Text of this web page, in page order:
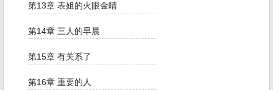
第13章 表姐的火眼金睛
第14章 三人的早晨
第15章 有关系了
第16章 重要的人